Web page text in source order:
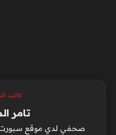
كاتب
تامر
صحفي لدي موقع سبورت